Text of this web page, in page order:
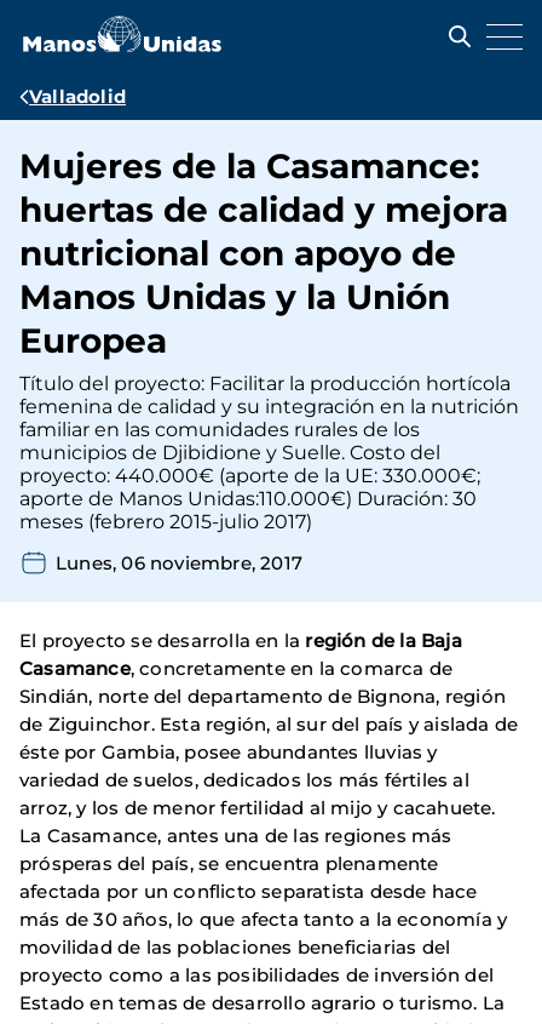
contenido
Ruta
navegación
Valladolid
Mujeres de la Casamance:
huertas de calidad y mejora
nutricional con apoyo de
Manos Unidas y la Unión
Europea
Título del proyecto: Facilitar la producción hortícola
femenina de calidad y su integración en la nutrición
familiar en las comunidades rurales de los
municipios de Djibidione y Suelle. Costo del
proyecto: 440.000€ (aporte de la UE: 330.000€;
aporte de Manos Unidas:110.000€) Duración: 30
meses (febrero 2015-julio 2017)
Lunes, 06 noviembre, 2017
El proyecto se desarrolla en la región de la Baja
Casamance, concretamente en la comarca de
Sindián, norte del departamento de Bignona, región
de Ziguinchor. Esta región, al sur del país y aislada de
éste por Gambia, posee abundantes lluvias y
variedad de suelos, dedicados los más fértiles al
arroz, y los de menor fertilidad al mijo y cacahuete.
La Casamance, antes una de las regiones más
prósperas del país, se encuentra plenamente
afectada por un conflicto separatista desde hace
más de 30 años, lo que afecta tanto a la economía y
movilidad de las poblaciones beneficiarias del
proyecto como a las posibilidades de inversión del
Estado en temas de desarrollo agrario o turismo. La